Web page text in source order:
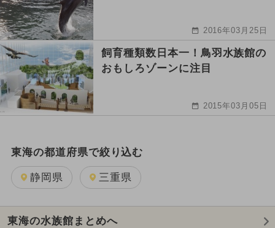
2016年03月25日
飼育種類数日本一！鳥羽水族館の
おもしろゾーンに注目
2015年03月05日
東海の都道府県で絞り込む
静岡県 三重県
東海の水族館まとめへ